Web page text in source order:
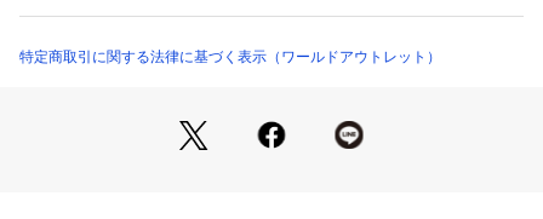
スキン素材になります｡
127-71704 （ショップ）
特定商取引に関する法律に基づく表示（ワールドアウトレット）